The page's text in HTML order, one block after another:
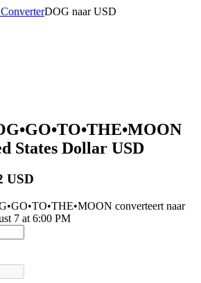
DOG naar USD
States Dollar USD
USD
converteert naar
7 at 6:00 PM